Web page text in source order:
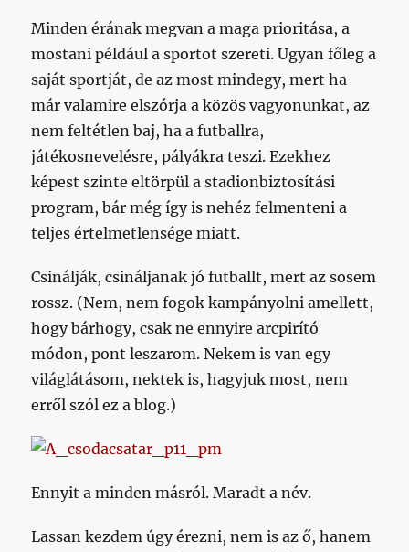
Minden érának megvan a maga prioritása, a
mostani például a sportot szereti. Ugyan főleg a
saját sportját, de az most mindegy, mert ha
már valamire elszórja a közös vagyonunkat, az
nem feltétlen baj, ha a futballra,
játékosnevelésre, pályákra teszi. Ezekhez
képest szinte eltörpül a stadionbiztosítási
program, bár még így is nehéz felmenteni a
teljes értelmetlensége miatt.
Csinálják, csináljanak jó futballt, mert az sosem
rossz. (Nem, nem fogok kampányolni amellett,
hogy bárhogy, csak ne ennyire arcpirító
módon, pont leszarom. Nekem is van egy
világlátásom, nektek is, hagyjuk most, nem
erről szól ez a blog.)
Ennyit a minden másról. Maradt a név.
Lassan kezdem úgy érezni, nem is az ő, hanem